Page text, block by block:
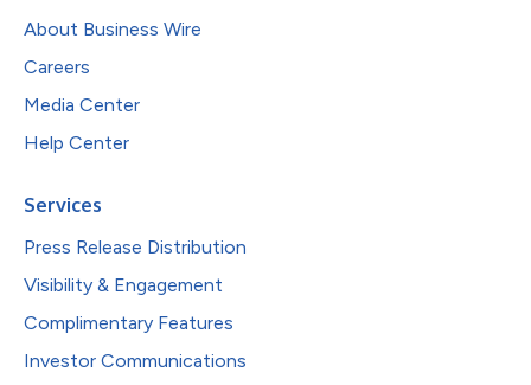
About Business Wire
Careers
Media Center
Help Center
Services
Press Release Distribution
Visibility & Engagement
Complimentary Features
Investor Communications